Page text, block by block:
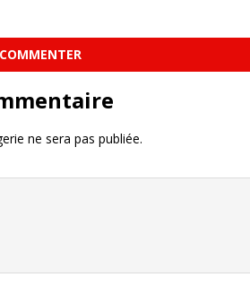
ne sera pas publiée.